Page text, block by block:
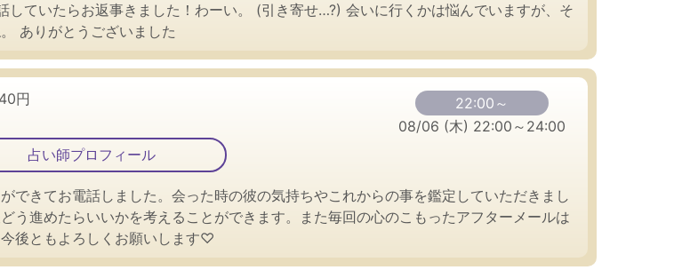
ていたらお返事きました！わーい。 (引き寄せ…?) 会いに行くかは悩んでいますが、そ
ありがとうございました
22:00～
08/06 (木) 22:00～24:00
円
占い師プロフィール
できてお電話しました。会った時の彼の気持ちやこれからの事を鑑定していただきまし
う進めたらいいかを考えることができます。また毎回の心のこもったアフターメールは
後ともよろしくお願いします♡